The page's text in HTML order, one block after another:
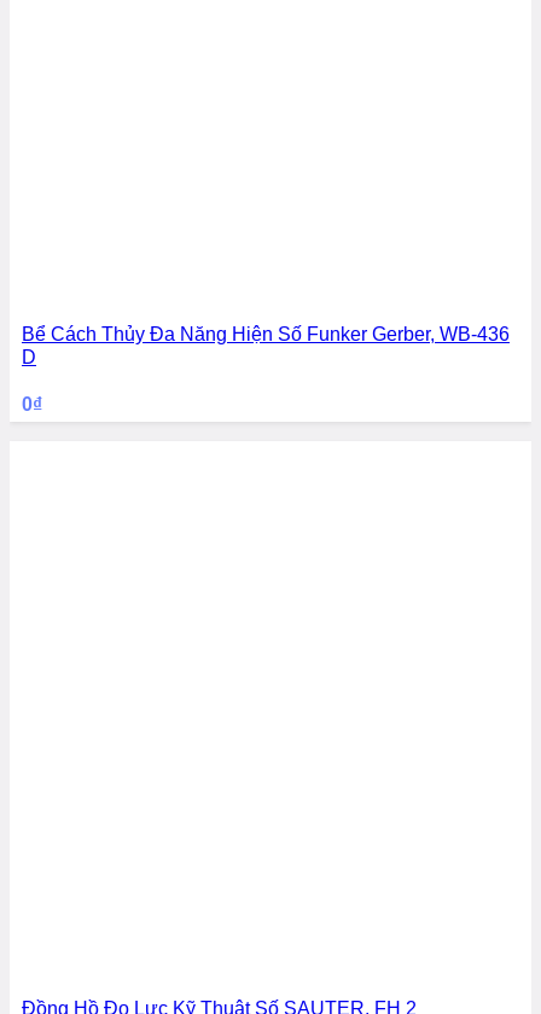
Bể Cách Thủy Đa Năng Hiện Số Funker Gerber, WB-436
D
0₫
Đồng Hồ Đo Lực Kỹ Thuật Số SAUTER, FH 2